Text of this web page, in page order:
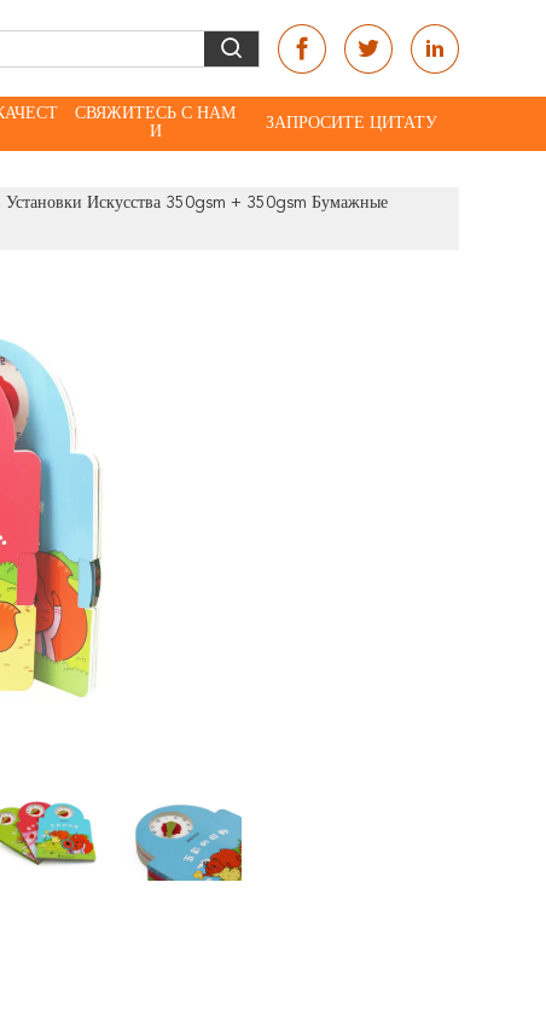
СВЯЖИТЕСЬ С НАМ
И
ЗАПРОСИТЕ ЦИТАТУ
Установки Искусства 350gsm + 350gsm Бумажные